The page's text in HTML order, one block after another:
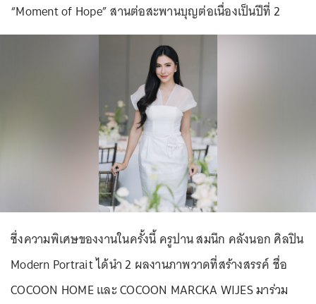
“Moment of Hope” สานต่อสะพานบุญต่อเนื่องเป็นปีที่ 2
ซึ่งความพิเศษของงานในครั้งนี้ ครูปาน สมนึก คลังนอก ศิลปิน
Modern Portrait ได้นำ 2 ผลงานภาพวาดที่สร้างสรรค์ ชื่อ
COCOON HOME และ COCOON MARCKA WIJES มาร่วม